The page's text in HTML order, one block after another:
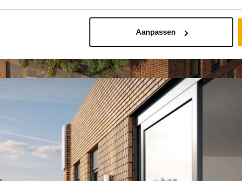
Aanpassen